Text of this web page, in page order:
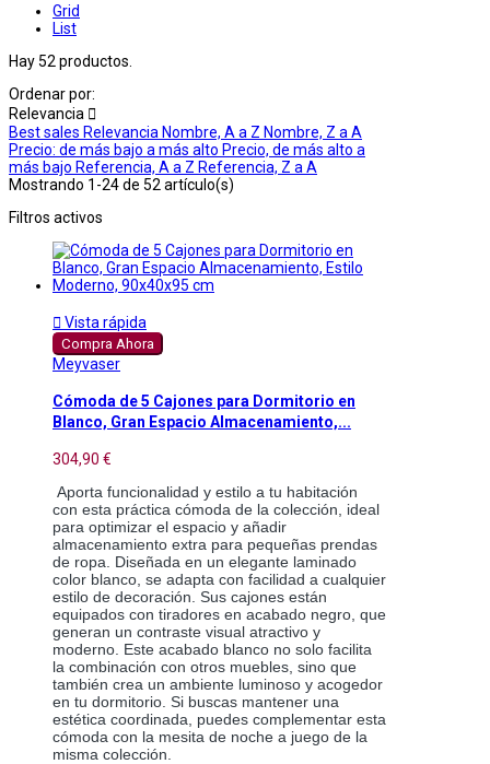
Grid
List
Hay 52 productos.
Ordenar por:
Relevancia 
Best sales Relevancia Nombre, A a Z Nombre, Z a A
Precio: de más bajo a más alto Precio, de más alto a
más bajo Referencia, A a Z Referencia, Z a A
Mostrando 1-24 de 52 artículo(s)
Filtros activos
 Vista rápida
Compra Ahora
Meyvaser
Cómoda de 5 Cajones para Dormitorio en
Blanco, Gran Espacio Almacenamiento,...
304,90 €
Aporta funcionalidad y estilo a tu habitación
con esta práctica cómoda de la colección, ideal
para optimizar el espacio y añadir
almacenamiento extra para pequeñas prendas
de ropa. Diseñada en un elegante laminado
color blanco, se adapta con facilidad a cualquier
estilo de decoración. Sus cajones están
equipados con tiradores en acabado negro, que
generan un contraste visual atractivo y
moderno. Este acabado blanco no solo facilita
la combinación con otros muebles, sino que
también crea un ambiente luminoso y acogedor
en tu dormitorio. Si buscas mantener una
estética coordinada, puedes complementar esta
cómoda con la mesita de noche a juego de la
misma colección.